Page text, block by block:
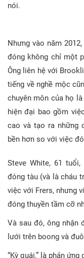
nói.
Nhưng vào năm
đóng không chỉ một
Ông liên hệ với
tiếng về nghề mộc
chuyên môn của họ
hiện đại bao gồm
cao và tạo ra những
bền hơn so với việc
Steve White, 61
đóng tàu (và là cháu
việc với Frers, nhưng
đóng thuyền tầm cỡ
Và sau đó, ông nhận
lưới trên boong và
“Kỳ quái,” là phản